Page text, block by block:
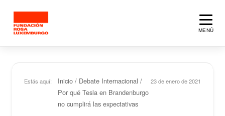
MENÚ
Estás aquí: Inicio / Debate Internacional /
Por qué Tesla en Brandenburgo
no cumplirá las expectativas
23 de enero de 2021